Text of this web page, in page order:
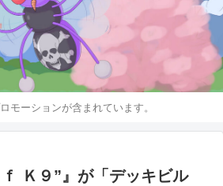
モーションが含まれています。
ｆ Ｋ９”』が「デッキビル